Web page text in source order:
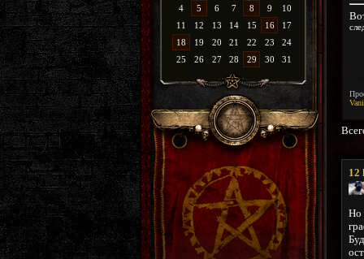
4
5 6 7 8 9
10
11
12 13 14 15 16
17
18
19 20 21 22 23
24
25
26 27 28 29 30 31
12
Но